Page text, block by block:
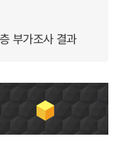
부가조사 결과